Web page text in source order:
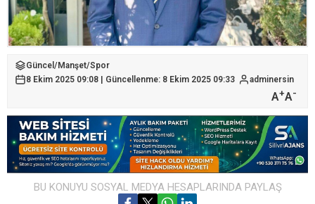
Güncel /Manşet/Spor
8 Ekim 2025 09:08 | Güncellenme: 8 Ekim 2025 09:33
adminersin
A+A-
BU KONUYU SOSYAL MEDYA HESAPLARINDA PAYLAŞ